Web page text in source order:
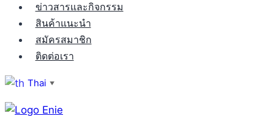
ข่าวสารและกิจกรรม
สินค้าแนะนำ
สมัครสมาชิก
ติดต่อเรา
Thai ▼